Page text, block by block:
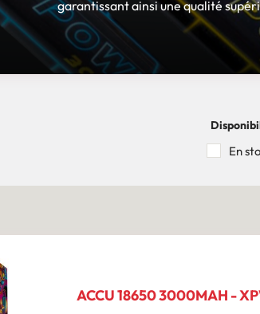
garantissant ainsi une qualité
En
ACCU 18650 3000MAH -